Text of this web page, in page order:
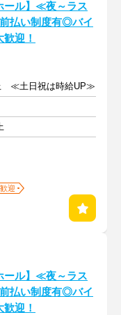
ール】≪夜～ラス
払い制度有◎バイ
歓迎！
≪土日祝は時給UP≫
迎
ール】≪夜～ラス
払い制度有◎バイ
歓迎！